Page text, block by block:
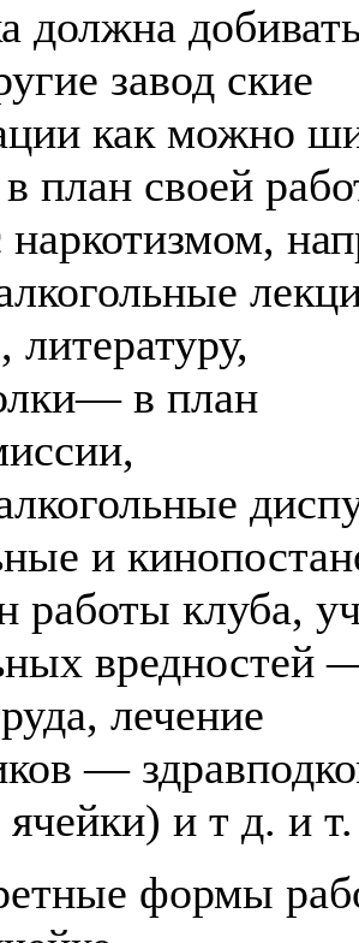
должна
завод ские
как можно
план своей
наркотизмом,
в план
и
клуба,
вредностей
лечение
—
и т д. и
формы